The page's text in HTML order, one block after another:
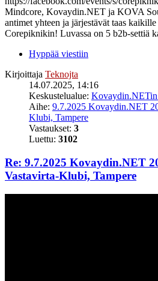
Mindcore, Kovaydin.NET ja KOVA
antimet yhteen ja järjestävät taas
Corepiknikin! Luvassa on 5 b2b-settiä
Hyppää viestiin
Kirjoittaja Teknojta
14.07.2025, 14:16
Keskustelualue: Kovaydin.NETin
Aihe: 9.7.2025 Kovaydin.NET
Klubi, Tampere
Vastaukset: 3
Luettu: 3102
Re: 9.7.2025 Kovaydin.NET
Vastavirta-Klubi, Tampere